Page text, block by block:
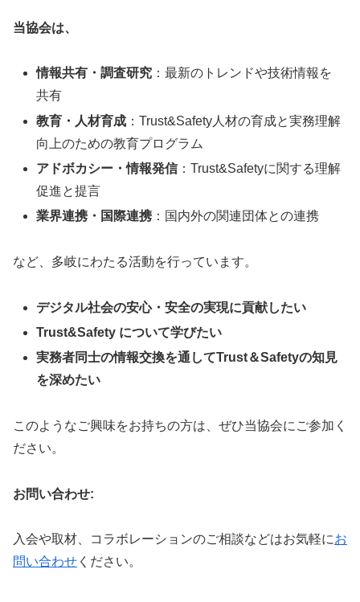
当協会は、
情報共有・調査研究 ：最新のトレンドや技術情報を
共有
教育・人材育成 ：Trust&Safety人材の育成と実務理解
向上のための教育プログラム
アドボカシー・情報発信：Trust&Safetyに関する理解
促進と提言
業界連携・国際連携 ：国内外の関連団体との連携
など、多岐にわたる活動を行っています。
デジタル社会の安心・安全の実現に貢献したい
Trust&Safety について学びたい
実務者同士の情報交換を通してTrust＆Safetyの知見
を深めたい
このようなご興味をお持ちの方は、ぜひ当協会にご参加く
ださい。
お問い合わせ:
入会や取材、コラボレーションのご相談などはお気軽にお
問い合わせ ください。